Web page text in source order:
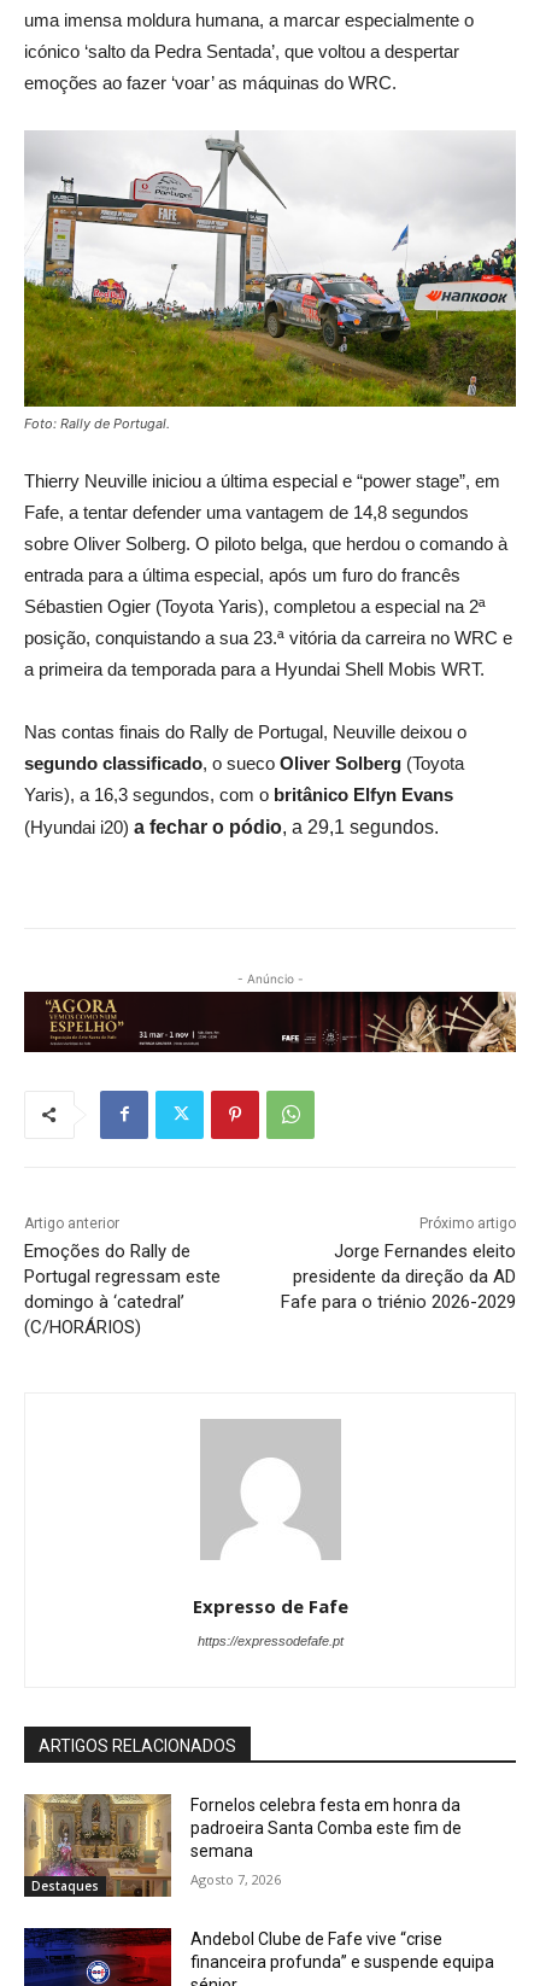
uma imensa moldura humana, a marcar especialmente o
icónico ‘salto da Pedra Sentada’, que voltou a despertar
emoções ao fazer ‘voar’ as máquinas do WRC.
Foto: Rally de Portugal.
Thierry Neuville iniciou a última especial e “power stage”, em
Fafe, a tentar defender uma vantagem de 14,8 segundos
sobre Oliver Solberg. O piloto belga, que herdou o comando à
entrada para a última especial, após um furo do francês
Sébastien Ogier (Toyota Yaris), completou a especial na 2ª
posição, conquistando a sua 23.ª vitória da carreira no WRC e
a primeira da temporada para a Hyundai Shell Mobis WRT.
Nas contas finais do Rally de Portugal, Neuville deixou o
segundo classificado, o sueco Oliver Solberg (Toyota
Yaris), a 16,3 segundos, com o britânico Elfyn Evans
(Hyundai i20) a fechar o pódio, a 29,1 segundos.
- Anúncio -
Artigo anterior
Emoções do Rally de
Portugal regressam este
domingo à ‘catedral’
(C/HORÁRIOS)
Próximo artigo
Jorge Fernandes eleito
presidente da direção da AD
Fafe para o triénio 2026-2029
Expresso de Fafe
https://expressodefafe.pt
ARTIGOS RELACIONADOS
Destaques
Fornelos celebra festa em honra da
padroeira Santa Comba este fim de
semana
Agosto 7, 2026
Andebol Clube de Fafe vive “crise
financeira profunda” e suspende equipa